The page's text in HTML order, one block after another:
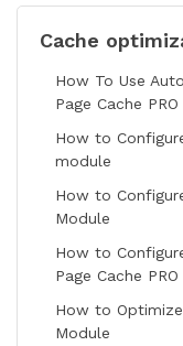
Cache
How To Use
Page Cache
How to
module
How to
Module
How to
Page Cache
How to Optimize
Module